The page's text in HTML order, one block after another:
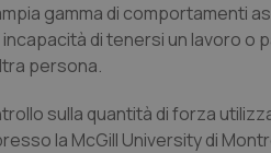
gamma di comportamenti
di tenersi un lavoro o
persona.
sulla quantità di forza
la McGill University di